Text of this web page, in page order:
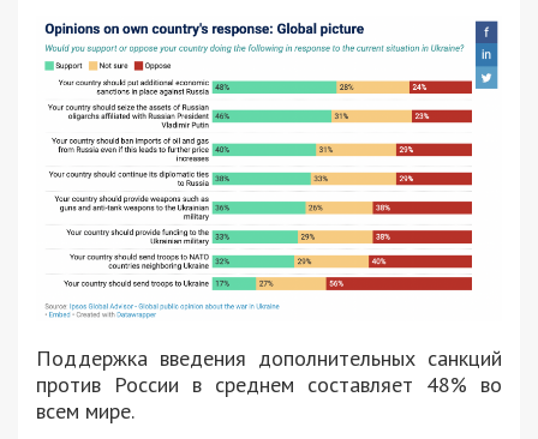
Поддержка введения дополнительных санкций
против России в среднем составляет 48% во
всем мире.